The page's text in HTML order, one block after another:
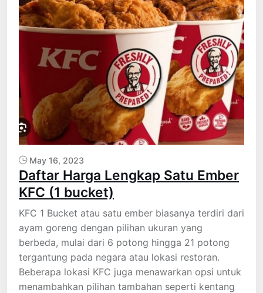
May 16, 2023
Daftar Harga Lengkap Satu Ember
KFC (1 bucket)
KFC 1 Bucket atau satu ember biasanya terdiri dari
ayam goreng dengan pilihan ukuran yang
berbeda, mulai dari 6 potong hingga 21 potong
tergantung pada negara atau lokasi restoran.
Beberapa lokasi KFC juga menawarkan opsi untuk
menambahkan pilihan tambahan seperti kentang